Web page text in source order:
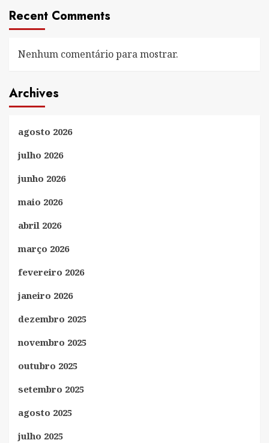
Recent Comments
Nenhum comentário para mostrar.
Archives
agosto 2026
julho 2026
junho 2026
maio 2026
abril 2026
março 2026
fevereiro 2026
janeiro 2026
dezembro 2025
novembro 2025
outubro 2025
setembro 2025
agosto 2025
julho 2025